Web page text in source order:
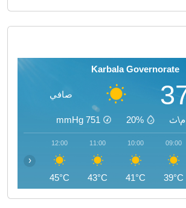
Karbala Governorate
صافي
20%
751
mmHg
09:00
39°C
10:00
41°C
11:00
43°C
12:00
45°C
‹